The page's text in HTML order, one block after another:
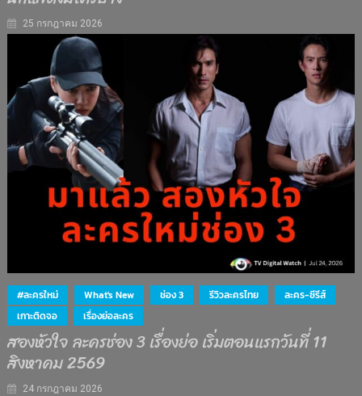
25 กรกฎาคม 2026
#ละครใหม่ What's New ช่อง 3 รีวิวละครไทย
ละคร-ซีรีส์
เกาะติดจอ
เรื่องย่อละคร
สองหัวใจ ละครช่อง 3 เรื่องย่อ เริ่มตอนแรกวันที่ 11
สิงหาคม 2569
24 กรกฎาคม 2026